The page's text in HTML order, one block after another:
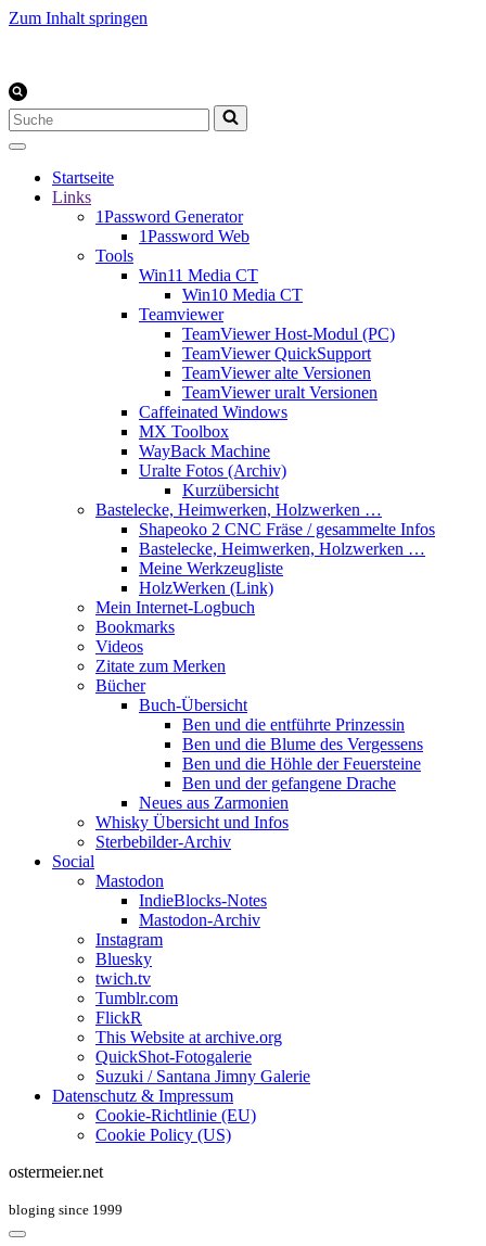
Zum Inhalt springen
Suchen
nach …
Startseite
Links
1Password Generator
1Password Web
Tools
Win11 Media CT
Win10 Media CT
Teamviewer
TeamViewer Host-Modul (PC)
TeamViewer QuickSupport
TeamViewer alte Versionen
TeamViewer uralt Versionen
Caffeinated Windows
MX Toolbox
WayBack Machine
Uralte Fotos (Archiv)
Kurzübersicht
Bastelecke, Heimwerken, Holzwerken …
Shapeoko 2 CNC Fräse / gesammelte Infos
Bastelecke, Heimwerken, Holzwerken …
Meine Werkzeugliste
HolzWerken (Link)
Mein Internet-Logbuch
Bookmarks
Videos
Zitate zum Merken
Bücher
Buch-Übersicht
Ben und die entführte Prinzessin
Ben und die Blume des Vergessens
Ben und die Höhle der Feuersteine
Ben und der gefangene Drache
Neues aus Zarmonien
Whisky Übersicht und Infos
Sterbebilder-Archiv
Social
Mastodon
IndieBlocks-Notes
Mastodon-Archiv
Instagram
Bluesky
twich.tv
Tumblr.com
FlickR
This Website at archive.org
QuickShot-Fotogalerie
Suzuki / Santana Jimny Galerie
Datenschutz & Impressum
Cookie-Richtlinie (EU)
Cookie Policy (US)
ostermeier.net
bloging since 1999